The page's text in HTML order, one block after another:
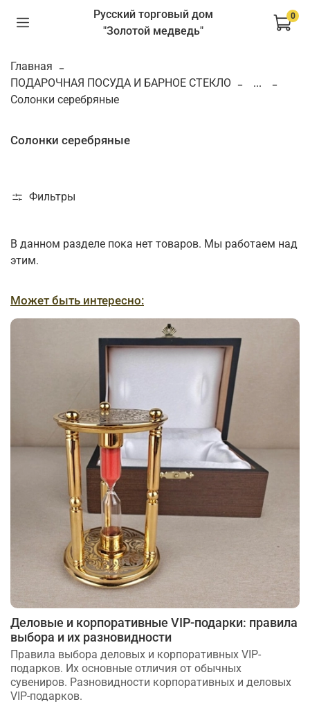
Русский торговый дом
"Золотой медведь"
0
Главная
ПОДАРОЧНАЯ ПОСУДА И БАРНОЕ СТЕКЛО
...
Солонки серебряные
Солонки серебряные
Фильтры
В данном разделе пока нет товаров. Мы работаем над
этим.
Может быть интересно:
Деловые и корпоративные VIP-подарки: правила
выбора и их разновидности
Правила выбора деловых и корпоративных VIP-
подарков. Их основные отличия от обычных
сувениров. Разновидности корпоративных и деловых
VIP-подарков.